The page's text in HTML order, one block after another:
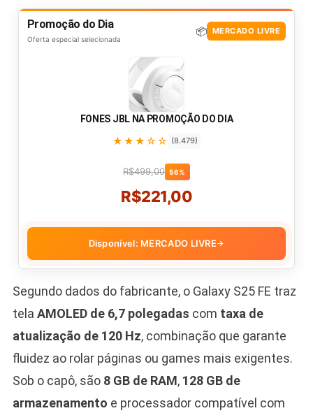
Promoção do Dia
Oferta especial selecionada
📦 MERCADO LIVRE
FONES JBL NA PROMOÇÃO DO DIA
★★★☆☆ (8.479)
R$499,00 56%
R$221,00
Disponível: MERCADO LIVRE→
Segundo dados do fabricante, o Galaxy S25 FE traz
tela AMOLED de 6,7 polegadas com taxa de
atualização de 120 Hz, combinação que garante
fluidez ao rolar páginas ou games mais exigentes.
Sob o capô, são 8 GB de RAM, 128 GB de
armazenamento e processador compatível com